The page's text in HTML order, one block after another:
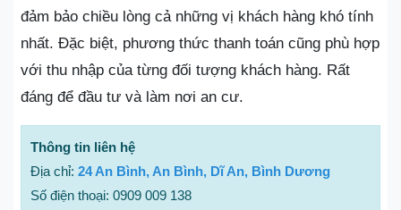
đảm bảo chiều lòng cả những vị khách hàng khó tính
nhất. Đặc biệt, phương thức thanh toán cũng phù hợp
với thu nhập của từng đối tượng khách hàng. Rất
đáng để đầu tư và làm nơi an cư.
Thông tin liên hệ
Địa chỉ: 24 An Bình, An Bình, Dĩ An, Bình Dương
Số điện thoại: 0909 009 138